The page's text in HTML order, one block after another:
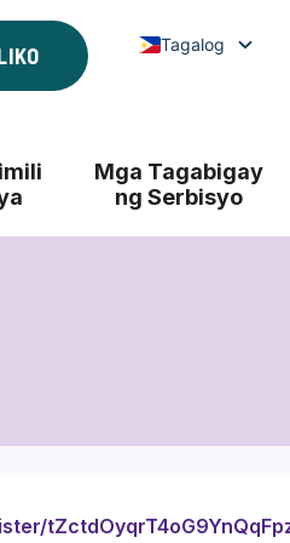
Tagalog
Mga Tagabigay
ng Serbisyo